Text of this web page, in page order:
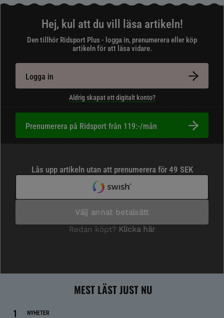
Hej, kul att du vill läsa artikeln!
Den tillhör Ridsport Plus - logga in, prenumerera eller köp
artikeln för att läsa vidare.
Logga in
Aldrig skapat ett digitalt konto?
Prenumerera på Ridsport från 119:-/mån
MEST LÄST JUST NU
NYHETER